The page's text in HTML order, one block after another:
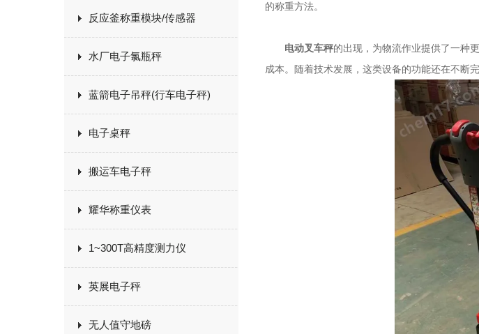
反应釜称重模块/传感器
水厂电子氯瓶秤
蓝箭电子吊秤(行车电子秤)
电子桌秤
搬运车电子秤
耀华称重仪表
1~300T高精度测力仪
英展电子秤
无人值守地磅
的称重方法。
电动叉车秤的出现，为物流作业提供了一种
成本。随着技术发展，这类设备的功能还在不断